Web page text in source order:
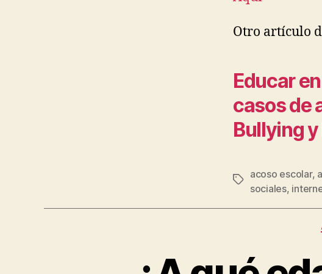
Otro artículo
Educar
casos de
Bullying
acoso escolar,
sociales,